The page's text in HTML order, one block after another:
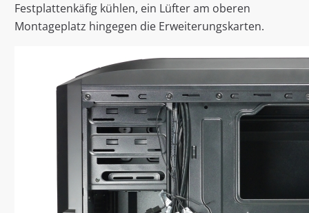
Festplattenkäfig kühlen, ein Lüfter am oberen
Montageplatz hingegen die Erweiterungskarten.